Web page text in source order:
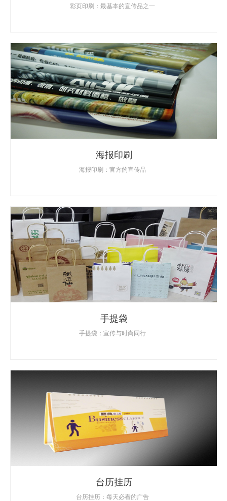
彩页印刷：最基本的宣传品之一
海报印刷
海报印刷：官方的宣传品
手提袋
手提袋：宣传与时尚同行
台历挂历
台历挂历：每天必看的广告